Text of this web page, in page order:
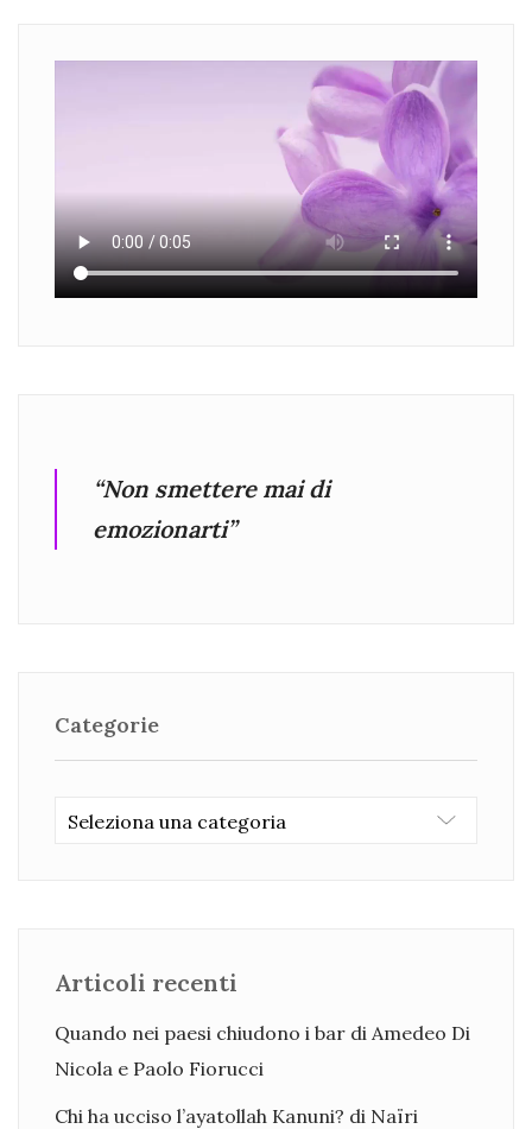
“Non smettere mai di
emozionarti”
Categorie
Categorie
Articoli recenti
Quando nei paesi chiudono i bar di Amedeo Di
Nicola e Paolo Fiorucci
Chi ha ucciso l’ayatollah Kanuni? di Naïri